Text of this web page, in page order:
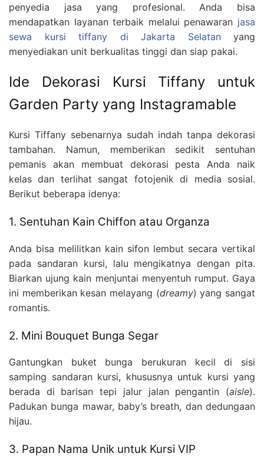
penyedia jasa yang profesional. Anda bisa
mendapatkan layanan terbaik melalui penawaran jasa
sewa kursi tiffany di Jakarta Selatanyang
menyediakan unit berkualitas tinggi dan siap pakai.
Ide Dekorasi Kursi Tiffany untuk
Garden Party yang Instagramable
Kursi Tiffany sebenarnya sudah indah tanpa dekorasi
tambahan. Namun, memberikan sedikit sentuhan
pemanis akan membuat dekorasi pesta Anda naik
kelas dan terlihat sangat fotojenik di media sosial.
Berikut beberapa idenya:
1. Sentuhan Kain Chiffon atau Organza
Anda bisa melilitkan kain sifon lembut secara vertikal
pada sandaran kursi, lalu mengikatnya dengan pita.
Biarkan ujung kain menjuntai menyentuh rumput. Gaya
ini memberikan kesan melayang (dreamy) yang sangat
romantis.
2. Mini Bouquet Bunga Segar
Gantungkan buket bunga berukuran kecil di sisi
samping sandaran kursi, khususnya untuk kursi yang
berada di barisan tepi jalur jalan pengantin (aisle).
Padukan bunga mawar, baby’s breath, dan dedungaan
hijau.
3. Papan Nama Unik untuk Kursi VIP